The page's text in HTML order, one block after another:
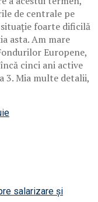
de centrale pe
foarte dificilă
asta. Am mare
Europene,
cinci ani active
3. Mia multe detalii,